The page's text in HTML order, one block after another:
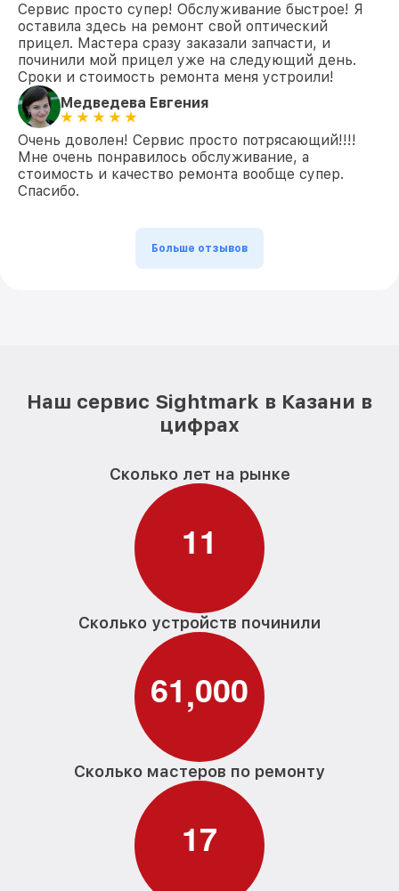
Сервис просто супер! Обслуживание быстрое! Я
оставила здесь на ремонт свой оптический
прицел. Мастера сразу заказали запчасти, и
починили мой прицел уже на следующий день.
Сроки и стоимость ремонта меня устроили!
Медведева Евгения
Очень доволен! Сервис просто потрясающий!!!!
Мне очень понравилось обслуживание, а
стоимость и качество ремонта вообще супер.
Спасибо.
Больше отзывов
Наш сервис Sightmark в Казани в
цифрах
Сколько лет на рынке
11
Сколько устройств починили
61,000
Сколько мастеров по ремонту
17